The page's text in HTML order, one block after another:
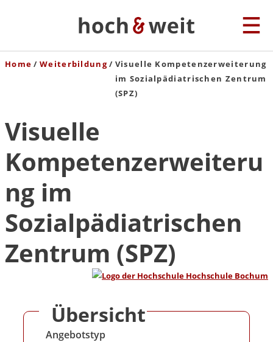
Home Weiterbildung
Visuelle Kompetenzerweiterung
im Sozialpädiatrischen Zentrum
(SPZ)
Visuelle
Kompetenzerweiteru
ng im
Sozialpädiatrischen
Zentrum (SPZ)
Übersicht
Angebotstyp